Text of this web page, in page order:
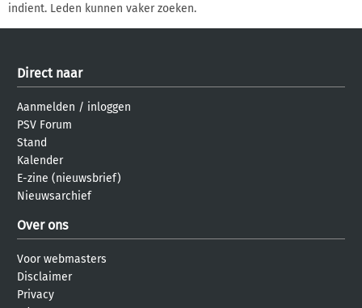
indient. Leden kunnen vaker zoeken.
Direct naar
Aanmelden / inloggen
PSV Forum
Stand
Kalender
E-zine (nieuwsbrief)
Nieuwsarchief
Over ons
Voor webmasters
Disclaimer
Privacy